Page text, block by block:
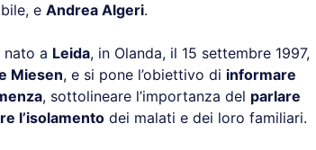
e Andrea Algeri.
a Leida, in Olanda, il 15 settembre 1997,
Miesen, e si pone l’obiettivo di informare
, sottolineare l’importanza del parlare
l’isolamento dei malati e dei loro familiari.